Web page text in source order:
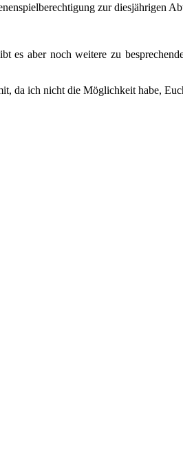
zur diesjährigen
es aber noch weitere zu
da ich nicht die Möglichkeit habe,